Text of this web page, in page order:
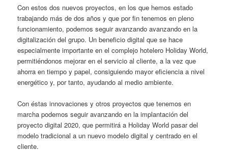
Con estos dos nuevos proyectos, en los que hemos estado
trabajando más de dos años y que por fin tenemos en pleno
funcionamiento, podemos seguir avanzando avanzando en la
digitalización del grupo. Un beneficio digital que se hace
especialmente importante en el complejo hotelero Holiday World,
permitiéndonos mejorar en el servicio al cliente, a la vez que
ahorra en tiempo y papel, consiguiendo mayor eficiencia a nivel
energético y, por tanto, ayudando al medio ambiente.
Con éstas innovaciones y otros proyectos que tenemos en
marcha podemos seguir avanzando en la implantación del
proyecto digital 2020, que permitirá a Holiday World pasar del
modelo tradicional a un nuevo modelo digital y centrado en el
cliente.